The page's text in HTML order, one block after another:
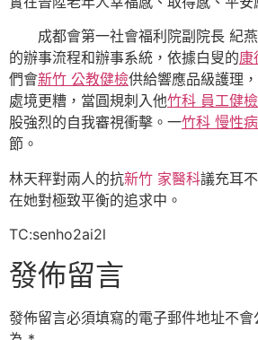
成都會第一社會福利院副院長 紀
的辦事流程和辦事系統，依據白叟的康
們會新竹 公教健檢供給響應品級護理
處境更糟，當圓規刺入他竹科 員工健檢
股強烈的自我審視衝擊。一竹科 慢性
節。
林天秤對兩人的抗新竹 家醫科議充耳
在她對極致平衡的追求中。
TC:senho2ai2l
發佈留言
發佈留言必須填寫的電子郵件地址不會